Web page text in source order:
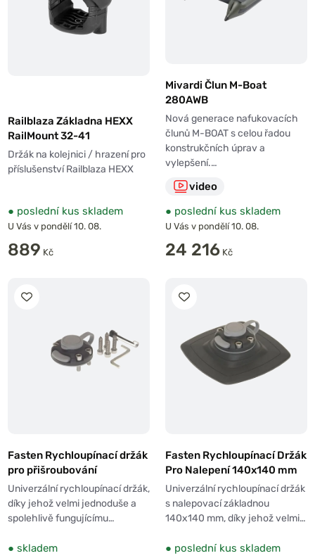
Railblaza Základna HEXX
RailMount 32-41
Držák na kolejnici / hrazení pro
příslušenství Railblaza HEXX
● poslední kus skladem
U Vás v pondělí 10. 08.
889 Kč
Mivardi Člun M-Boat
280AWB
Nová generace nafukovacích
člunů M-BOAT s celou řadou
konstrukčních úprav a
vylepšení.…
video
● poslední kus skladem
U Vás v pondělí 10. 08.
24 216 Kč
Fasten Rychloupínací držák
pro přišroubování
Univerzální rychloupínací držák,
díky jehož velmi jednoduše a
spolehlivě fungujícímu…
● skladem
Fasten Rychloupínací Držák
Pro Nalepení 140x140 mm
Univerzální rychloupínací držák
s nalepovací základnou
140x140 mm, díky jehož velmi…
● poslední kus skladem